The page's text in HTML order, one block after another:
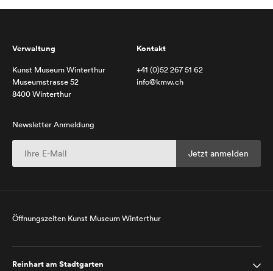
Verwaltung
Kunst Museum Winterthur
Museumstrasse 52
8400 Winterthur
Kontakt
+41 (0)52 267 51 62
info@kmw.ch
Newsletter Anmeldung
Öffnungszeiten Kunst Museum Winterthur
Reinhart am Stadtgarten